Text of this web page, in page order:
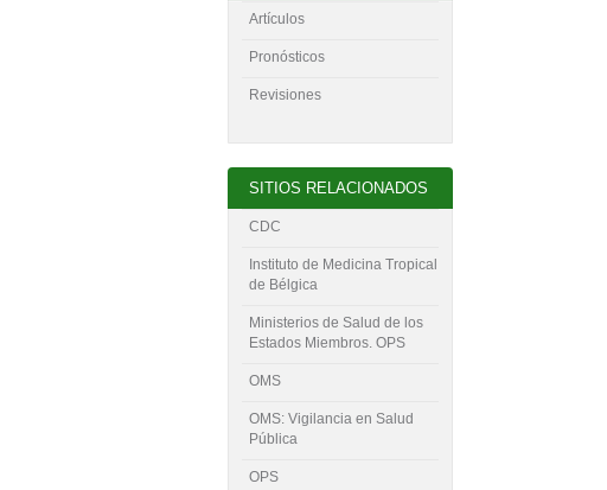
Artículos
Pronósticos
Revisiones
SITIOS RELACIONADOS
CDC
Instituto de Medicina Tropical
de Bélgica
Ministerios de Salud de los
Estados Miembros. OPS
OMS
OMS: Vigilancia en Salud
Pública
OPS